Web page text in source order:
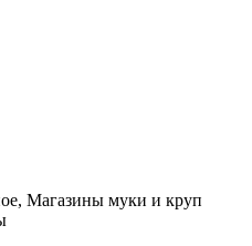
Магазины муки и круп